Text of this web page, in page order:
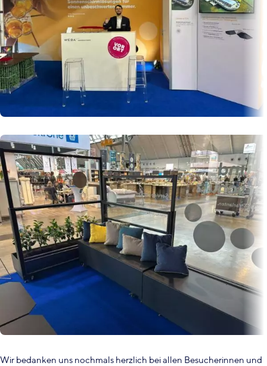
Wir bedanken uns nochmals herzlich bei allen Besucherinnen und